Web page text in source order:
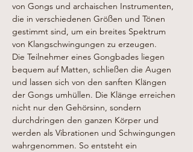
von Gongs und archaischen Instrumenten,
die in verschiedenen Größen und Tönen
gestimmt sind, um ein breites Spektrum
von Klangschwingungen zu erzeugen.
Die Teilnehmer eines Gongbades liegen
bequem auf Matten, schließen die Augen
und lassen sich von den sanften Klängen
der Gongs umhüllen. Die Klänge erreichen
nicht nur den Gehörsinn, sondern
durchdringen den ganzen Körper und
werden als Vibrationen und Schwingungen
wahrgenommen. So entsteht ein